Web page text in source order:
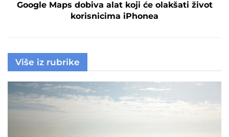
Google Maps dobiva alat koji će olakšati život
korisnicima iPhonea
Više iz rubrike